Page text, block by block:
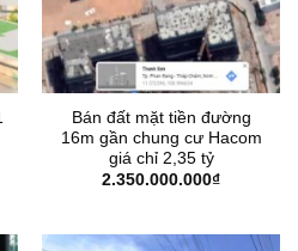
Bán đất mặt tiền đường
16m gần chung cư Hacom
giá chỉ 2,35 tỷ
2.350.000.000₫